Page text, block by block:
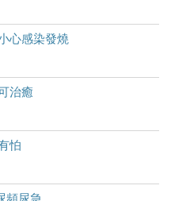
心感染發燒
治癒
怕
頻尿急